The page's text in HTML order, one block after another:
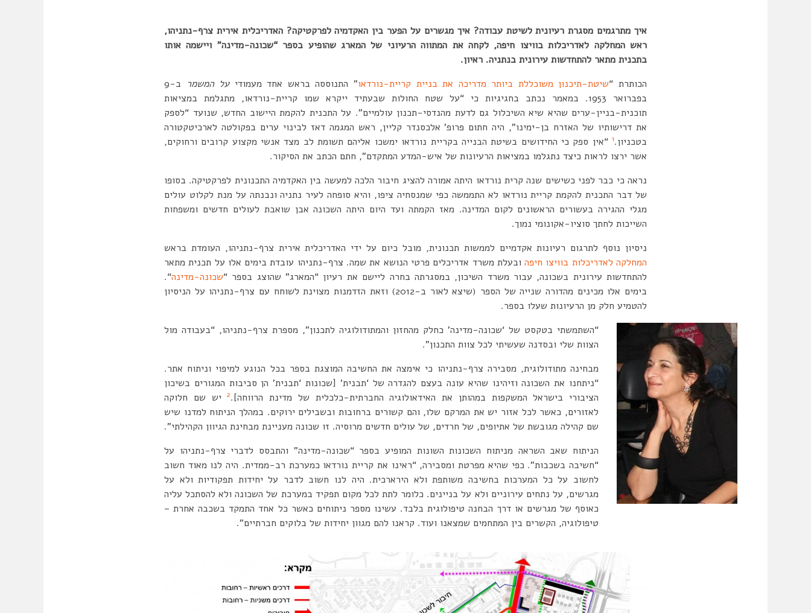
איך מתרגמים מסגרת רעיונית לשיטת עבודה? איך מגשרים על הפער בין האקדמיה לפרקטיקה? האדריכלית אירית צרף-נתניהו,
ראש המחלקה לאדריכלות בוויצו חיפה, לקחה את המתווה הרעיוני של המארג שהופיע בספר “שכונה-מדינה” ויישמה אותו
בתכנית מתאר להתחדשות עירונית בנתניה. ראיון.
הכותרת “שיטת-תיכנון משוכללת ביותר מדריכה את בניית קריית-נורדאו” התנוססה בראש אחד מעמודיעל המשמר
ב-9
בפברואר 1953. במאמר נכתב בחגיגיות כי “על שטח החולות שבעתיד ייקרא שמו קריית-נורדאו, מתגלמת במציאות
תוכנית-בניין-ערים שהיא שיא השיכלול גם לדעת מהנדסי-תכנון עולמיים”. על התכנית להקמת היישוב החדש, שנועד “לספק
את דרישותיו של האזרח בן-ימינו”, היה חתום פרופ’ אלכסנדר קליין, ראש המגמה דאז לבינוי ערים בפקולטה לארכיטקטורה
בטכניון.1 “אין ספק כי החידושים בשיטת הבנייה בקריית נורדאו ימשכו אליהם תשומת לב מצד אנשי מקצוע קרובים ורחוקים,
אשר ירצו לראות כיצד נתגלמו במציאות הרעיונות של איש-המדע המתקדם”, חתם הכתב את הסיקור.
נראה כי כבר לפני כשישים שנה קרית נורדאו היתה אמורה להציג חיבור הלכה למעשה בין האקדמיה התכנונית לפרקטיקה. בסופו
של דבר התכנית להקמת קריית נורדאו לא התממשה כפי שמנסחיה ציפו, והיא סופחה לעיר נתניה ונבנתה על מנת לקלוט עולים
מגלי ההגירה בעשורים הראשונים לקום המדינה. מאז הקמתה ועד היום היתה השכונה אבן שואבת לעולים חדשים ומשפחות
השייכות לחתך סוציו-אקונומי נמוך.
ניסיון נוסף לתרגום רעיונות אקדמיים לממשות תכנונית, מובל כיום על ידי האדריכלית אירית צרף-נתניהו, העומדת בראש
המחלקה לאדריכלות בוויצו חיפהובעלת משרד אדריכלים פרטי הנושא את שמה. צרף-נתניהו עובדת בימים אלו על תכנית מתאר
להתחדשות עירונית בשכונה, עבור משרד השיכון, במסגרתה בחרה ליישם את רעיון “המארג” שהוצג בספר “שכונה-מדינה“.
בימים אלו מכינים מהדורה שנייה של הספר (שיצא לאור ב-2012) וזאת הזדמנות מצוינת לשוחח עם צרף-נתניהו על הניסיון
להטמיע חלק מן הרעיונות שעלו בספר.
“השתמשתי בטקסט של ‘שכונה-מדינה’ כחלק מהחזון והמתודולוגיה לתכנון”, מספרת צרף-נתניהו, “בעבודה מול
הצוות שלי ובסדנה שעשיתי לכל צוות התכנון”.
מבחינה מתודולוגית, מסבירה צרף-נתניהו כי אימצה את החשיבה המוצגת בספר בכל הנוגע למיפוי וניתוח אתר.
“ניתחנו את השכונה וזיהינו שהיא עונה בעצם להגדרה של ‘תבנית’ [שכונות ‘תבנית’ הן סביבות המגורים בשיכון
הציבורי בישראל המשקפות במהותן את האידאולוגיה החברתית-כלכלית של מדינת הרווחה].2יש שם חלוקה
לאזורים, כאשר לכל אזור יש את המרקם שלו, והם קשורים ברחובות ובשבילים ירוקים. במהלך הניתוח למדנו שיש
שם קהילה מגובשת של אתיופים, של חרדים, של עולים חדשים מרוסיה. זו שכונה מעניינת מבחינת הגיוון הקהילתי”.
הניתוח שאב השראה מניתוח השכונות השונות המופיע בספר “שכונה-מדינה” והתבסס לדברי צרף-נתניהו על
“חשיבה בשכבות”. כפי שהיא מפרטת ומסבירה, “ראינו את קריית נורדאו כמערכת רב-ממדית. היה לנו מאוד חשוב
לחשוב על כל המערכות בחשיבה משותפת ולא הירארכית. היה לנו חשוב לדבר על יחידות תפקודיות ולא על
מגרשים, על נתחים עירוניים ולא על בניינים. כלומר לתת לכל מקום תפקיד במערכת של השכונה ולא להסתכל עליה
כאוסף של מגרשים או דרך הבחנה טיפולוגית בלבד. עשינו מספר ניתוחים כאשר כל אחד התמקד בשכבה אחרת –
טיפולוגיה, הקשרים בין המתחמים שמצאנו ועוד. קראנו להם מגוון יחידות של בלוקים חברתיים”.